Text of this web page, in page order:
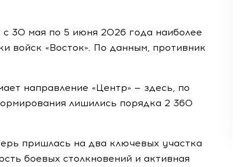
30 мая по 5 июня 2026 года наиболее
войск «Восток». По данным, противник
направление «Центр» — здесь, по
лишились порядка 2 360
пришлась на два ключевых участка
боевых столкновений и активная